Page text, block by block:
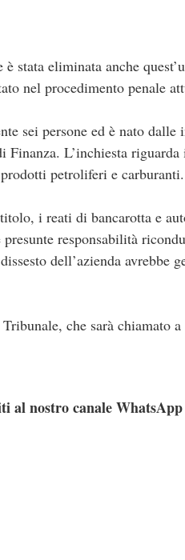
stata eliminata anche
nel procedimento penale
sei persone ed è nato
L’inchiesta
petroliferi e carburanti.
i reati di bancarotta e
responsabilità
dell’azienda avrebbe
che sarà chiamato
al nostro canale